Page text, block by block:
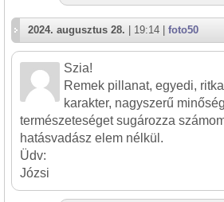
2024. augusztus 28. | 19:14 | foto50
Szia!
Remek pillanat, egyedi,
karakter, nagyszerű
természeteséget sugározza
hatásvadász elem nélkül.
Üdv:
Józsi